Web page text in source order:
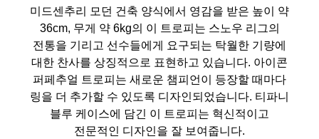
미드센추리 모던 건축 양식에서 영감을 받은 높이 약
36cm, 무게 약 6kg의 이 트로피는 스노우 리그의
전통을 기리고 선수들에게 요구되는 탁월한 기량에
대한 찬사를 상징적으로 표현하고 있습니다. 아이콘
퍼페추얼 트로피는 새로운 챔피언이 등장할 때마다
링을 더 추가할 수 있도록 디자인되었습니다. 티파니
블루 케이스에 담긴 이 트로피는 혁신적이고
전문적인 디자인을 잘 보여줍니다.